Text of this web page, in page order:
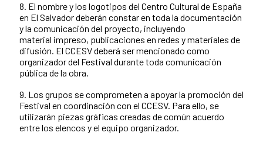
8. El nombre y los logotipos del Centro Cultural de España
en El Salvador deberán constar en toda la documentación
y la comunicación del proyecto, incluyendo
material impreso, publicaciones en redes y materiales de
difusión. El CCESV deberá ser mencionado como
organizador del Festival durante toda comunicación
pública de la obra.
9. Los grupos se comprometen a apoyar la promoción del
Festival en coordinación con el CCESV. Para ello, se
utilizarán piezas gráficas creadas de común acuerdo
entre los elencos y el equipo organizador.